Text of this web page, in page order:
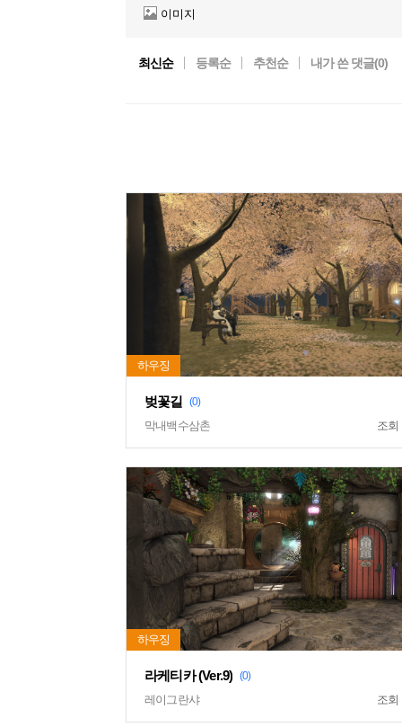
이미지
최신순 등록순 추천순 내가 쓴 댓글(0)
벚꽃길 (0)
막내백수삼촌 조회
라케티카 (Ver.9) (0)
레이그란샤 조회